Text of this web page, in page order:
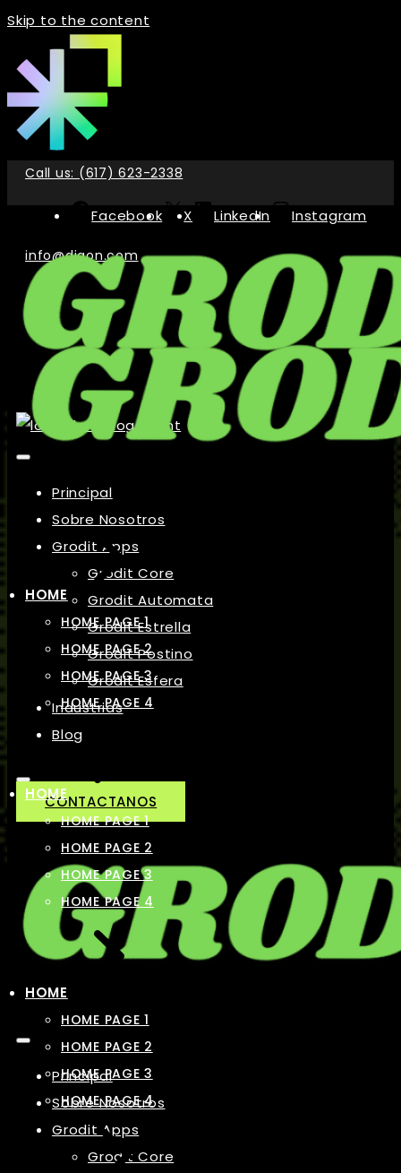
Skip to the content
Call us: (617) 623-2338
Facebook X LinkedIn Instagram
info@digon.com
Principal
Sobre Nosotros
Grodit Apps
Grodit Core
Grodit Automata
Grodit Estrella
Grodit Postino
Grodit Esfera
Industrias
Blog
CONTACTANOS
Principal
Sobre Nosotros
Grodit Apps
Grodit Core
HOME
HOME PAGE 1
HOME PAGE 2
HOME PAGE 3
HOME PAGE 4
HOME
HOME PAGE 1
HOME PAGE 2
HOME PAGE 3
HOME PAGE 4
HOME
HOME PAGE 1
HOME PAGE 2
HOME PAGE 3
HOME PAGE 4